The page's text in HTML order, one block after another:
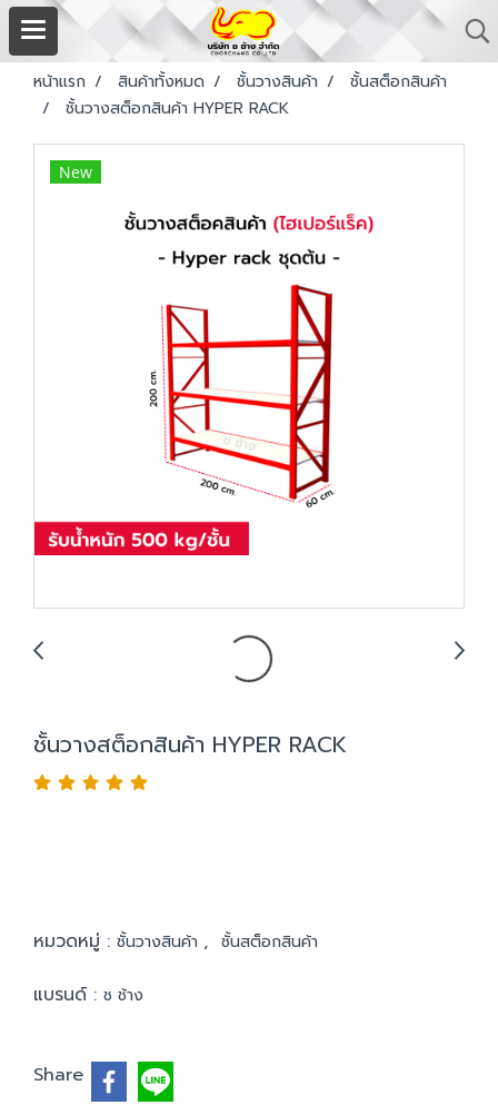
หน้าแรก สินค้าทั้งหมด ชั้นวางสินค้า
ชั้นสต็อกสินค้า
ชั้นวางสต็อกสินค้า HYPER RACK
New
ชั้นวางสต็อกสินค้า HYPER RACK
หมวดหมู่ : ชั้นวางสินค้า , ชั้นสต็อกสินค้า
แบรนด์ : ช ช้าง
Share